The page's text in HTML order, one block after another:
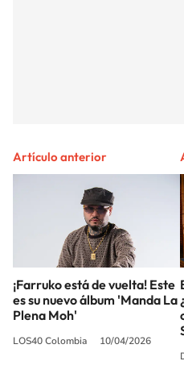
Artículo anterior
¡Farruko está de vuelta! Este
es su nuevo álbum 'Manda La
Plena Moh'
LOS40 Colombia 10/04/2026